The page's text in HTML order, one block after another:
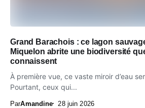
Grand Barachois : ce lagon
Miquelon abrite une biodiversité
connaissent
À première vue, ce vaste miroir d’eau
Pourtant, ceux qui...
ParAmandine 28 juin 2026